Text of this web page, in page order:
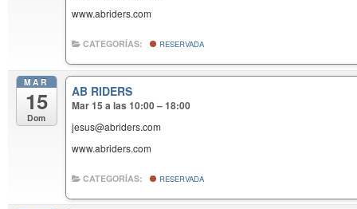
www.abriders.com
CATEGORÍAS: RESERVADA
MAR
15
Dom
AB RIDERS
Mar 15 a las 10:00 – 18:00
jesus@abriders.com
www.abriders.com
CATEGORÍAS: RESERVADA